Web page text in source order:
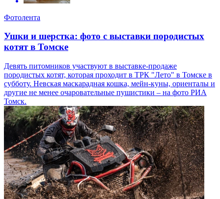
Фотолента
Ушки и шерстка: фото с выставки породистых
котят в Томске
Девять питомников участвуют в выставке-продаже
породистых котят, которая проходит в ТРК "Лето" в Томске в
субботу. Невская маскарадная кошка, мейн-куны, ориенталы и
другие не менее очаровательные пушистики – на фото РИА
Томск.